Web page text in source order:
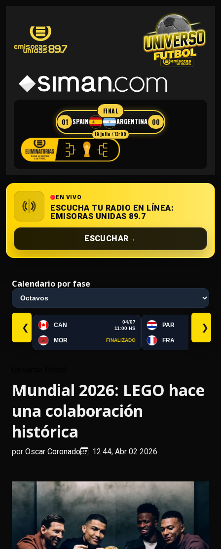
FINAL
01 SPAIN ARGENTINA 00
19 julio / 13:00
EN VIVO
ESCUCHA TU RADIO EN LÍNEA:
EMISORAS UNIDAS 89.7
ESCUCHAR→
Calendario por fase
❮ CAN
04/07
11:00 HS
MOR FINALIZADO
PAR
FRA
❯
Mundial 2026: LEGO hace
una colaboración
histórica
por Oscar Coronado 12:44, Abr 02 2026